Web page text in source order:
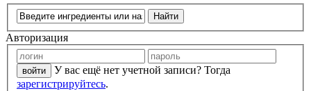
Авторизация
У вас ещё нет учетной записи? Тогда
зарегистрируйтесь.